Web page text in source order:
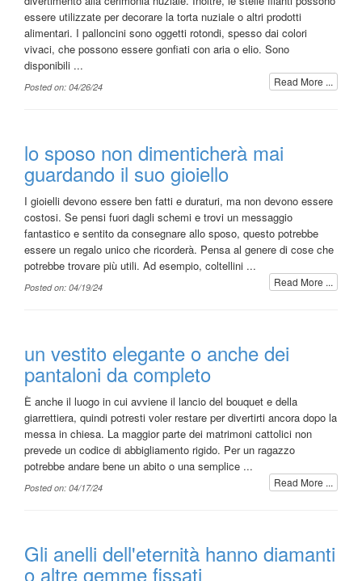
essere utilizzate per decorare la torta nuziale o altri prodotti
alimentari. I palloncini sono oggetti rotondi, spesso dai colori
vivaci, che possono essere gonfiati con aria o elio. Sono
disponibili ...
Read More ...
Posted on: 04/26/24
lo sposo non dimenticherà mai
guardando il suo gioiello
I gioielli devono essere ben fatti e duraturi, ma non devono essere
costosi. Se pensi fuori dagli schemi e trovi un messaggio
fantastico e sentito da consegnare allo sposo, questo potrebbe
essere un regalo unico che ricorderà. Pensa al genere di cose che
potrebbe trovare più utili. Ad esempio, coltellini ...
Read More ...
Posted on: 04/19/24
un vestito elegante o anche dei
pantaloni da completo
È anche il luogo in cui avviene il lancio del bouquet e della
giarrettiera, quindi potresti voler restare per divertirti ancora dopo la
messa in chiesa. La maggior parte dei matrimoni cattolici non
prevede un codice di abbigliamento rigido. Per un ragazzo
potrebbe andare bene un abito o una semplice ...
Read More ...
Posted on: 04/17/24
Gli anelli dell'eternità hanno diamanti
o altre gemme fissati